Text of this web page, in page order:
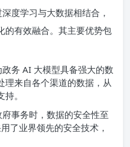
度学习与大数据相结合，
的有效融合。其主要优势包
政务 AI 大模型具备强大的数
理来自各个渠道的数据，从
。
府事务时，数据的安全性至
了业界领先的安全技术，